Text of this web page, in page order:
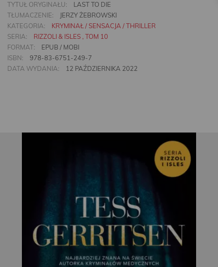
TYTUŁ ORYGINAŁU:
LAST TO DIE
TŁUMACZENIE:
JERZY ŻEBROWSKI
KATEGORIA:
KRYMINAŁ / SENSACJA / THRILLER
SERIA:
RIZZOLI & ISLES , TOM 10
FORMAT:
EPUB / MOBI
ISBN:
978-83-6751-249-7
DATA WYDANIA:
12 PAŹDZIERNIKA 2022